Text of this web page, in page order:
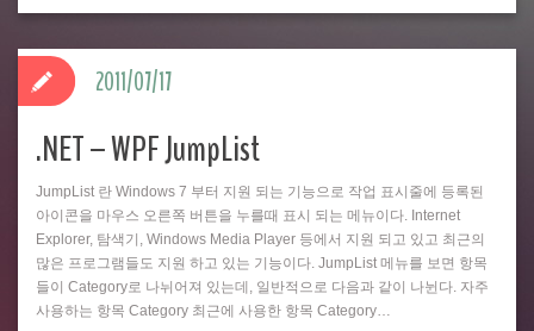
.NET – WPF JumpList
JumpList 란 Windows 7 부터 지원 되는 기능으로 작업 표시줄에 등록된
아이콘을 마우스 오른쪽 버튼을 누를때 표시 되는 메뉴이다. Internet
Explorer, 탐색기, Windows Media Player 등에서 지원 되고 있고 최근의
많은 프로그램들도 지원 하고 있는 기능이다. JumpList 메뉴를 보면 항목
들이 Category로 나뉘어져 있는데, 일반적으로 다음과 같이 나뉜다. 자주
사용하는 항목 Category 최근에 사용한 항목 Category…
2011/07/17